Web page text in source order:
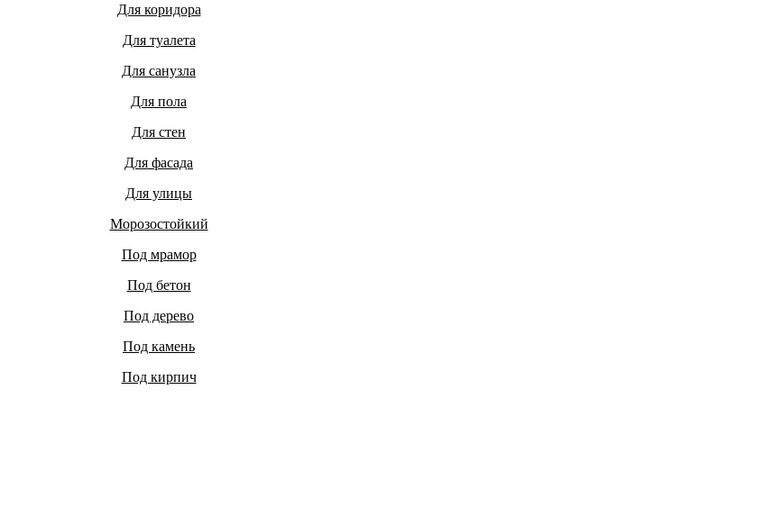
Для коридора
Для туалета
Для санузла
Для пола
Для стен
Для фасада
Для улицы
Морозостойкий
Под мрамор
Под бетон
Под дерево
Под камень
Под кирпич